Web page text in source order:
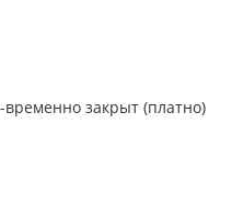
закрыт (платно)